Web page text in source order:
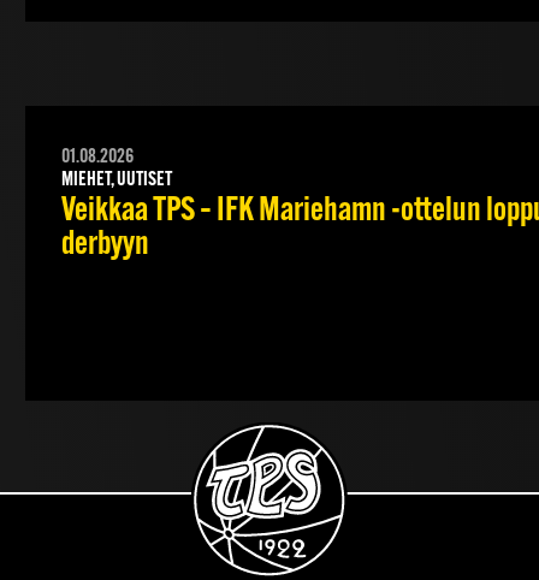
01.08.2026
MIEHET, UUTISET
Veikkaa TPS – IFK Mariehamn -ottelun
derbyyn